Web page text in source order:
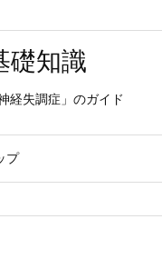
礎知識
経失調症」のガイド
プ